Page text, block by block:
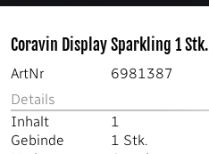
Coravin Display Sparkling 1 Stk.
ArtNr
6981387
Details
Inhalt
1
Gebinde
1 Stk.